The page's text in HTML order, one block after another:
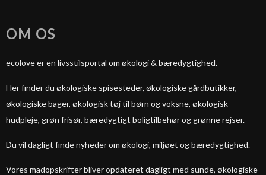
OM OS
ecolove er en livsstilsportal om økologi & bæredygtighed.
Her finder du økologiske spisesteder, økologiske gårdbutikker,
økologiske bager, økologisk tøj til børn og voksne, økologisk
hudpleje, grøn frisør, bæredygtigt boligtilbehør og grønne rejser.
Du vil dagligt finde nyheder om økologi, miljøet og bæredygtighed.
Vores madopskrifter bliver opdateret dagligt med sunde, økologiske